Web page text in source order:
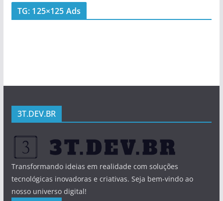
TG: 125×125 Ads
3T.DEV.BR
Transformando ideias em realidade com soluções
tecnológicas inovadoras e criativas. Seja bem-vindo ao
nosso universo digital!